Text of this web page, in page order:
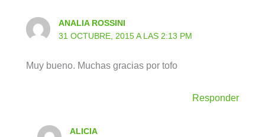
ANALIA ROSSINI
31 OCTUBRE, 2015 A LAS 2:13 PM
Muy bueno. Muchas gracias por tofo
Responder
ALICIA